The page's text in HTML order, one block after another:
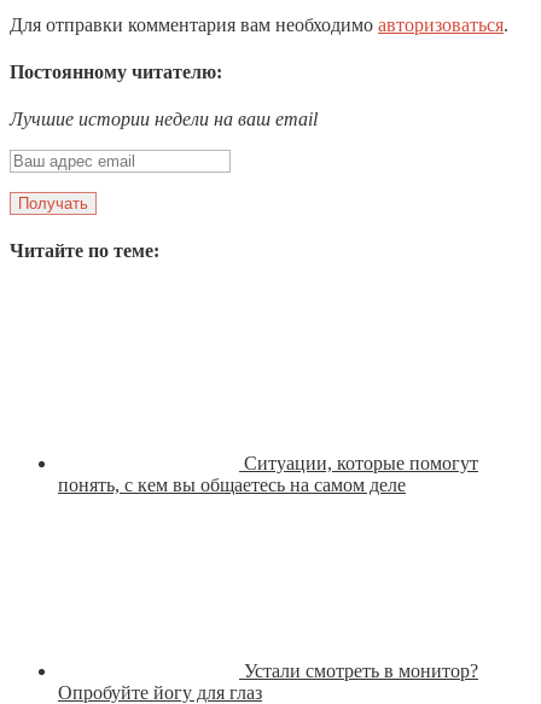
Для отправки комментария вам необходимо авторизоваться.
Постоянному читателю:
Лучшие истории недели на ваш email
Читайте по теме:
Ситуации, которые помогут
понять, с кем вы общаетесь на самом деле
Устали смотреть в монитор?
Опробуйте йогу для глаз